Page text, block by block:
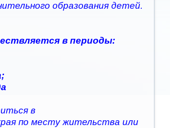
образования детей.
в периоды:
в
по месту жительства или